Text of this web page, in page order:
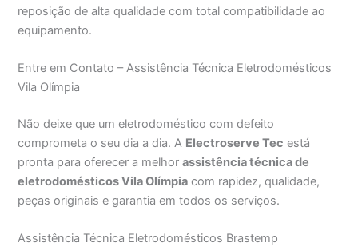
reposição de alta qualidade com total compatibilidade ao
equipamento.
Entre em Contato – Assistência Técnica Eletrodomésticos
Vila Olímpia
Não deixe que um eletrodoméstico com defeito
comprometa o seu dia a dia. A Electroserve Tec está
pronta para oferecer a melhorassistência técnica de
eletrodomésticos Vila Olímpia com rapidez, qualidade,
peças originais e garantia em todos os serviços.
Assistência Técnica Eletrodomésticos Brastemp